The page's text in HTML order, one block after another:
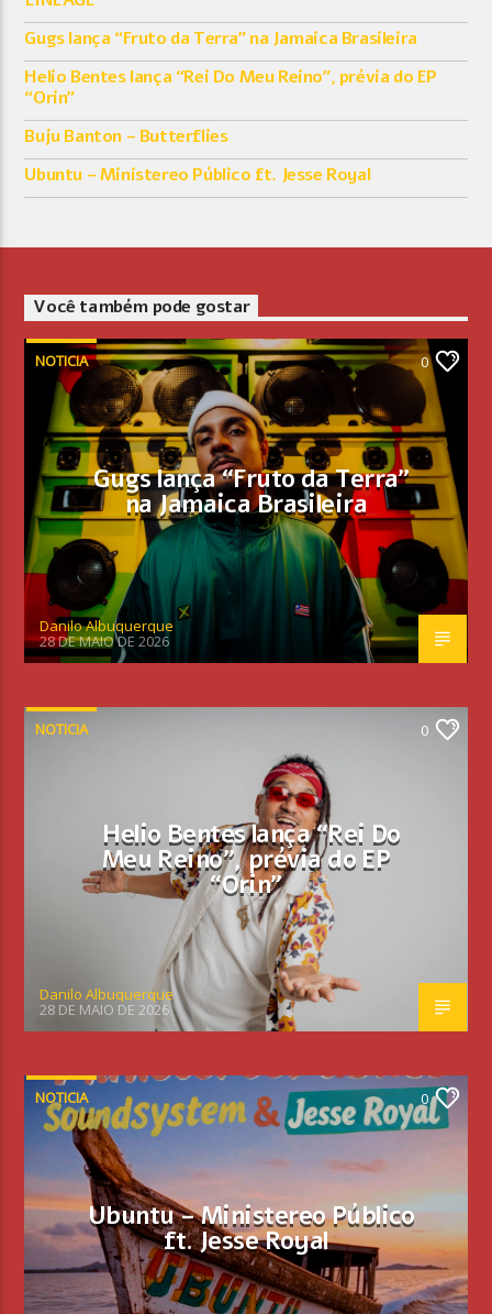
Gugs lança “Fruto da Terra” na Jamaica Brasileira
Helio Bentes lança “Rei Do Meu Reino”, prévia do EP
“Orin”
Buju Banton – Butterflies
Ubuntu – Ministereo Público ft. Jesse Royal
Você também pode gostar
NOTICIA 0
Gugs lança “Fruto da Terra”
na Jamaica Brasileira
Danilo Albuquerque
28 DE MAIO DE 2026
NOTICIA 0
Helio Bentes lança “Rei Do
Meu Reino”, prévia do EP
“Orin”
Danilo Albuquerque
28 DE MAIO DE 2026
NOTICIA 0
Ubuntu – Ministereo Público
ft. Jesse Royal